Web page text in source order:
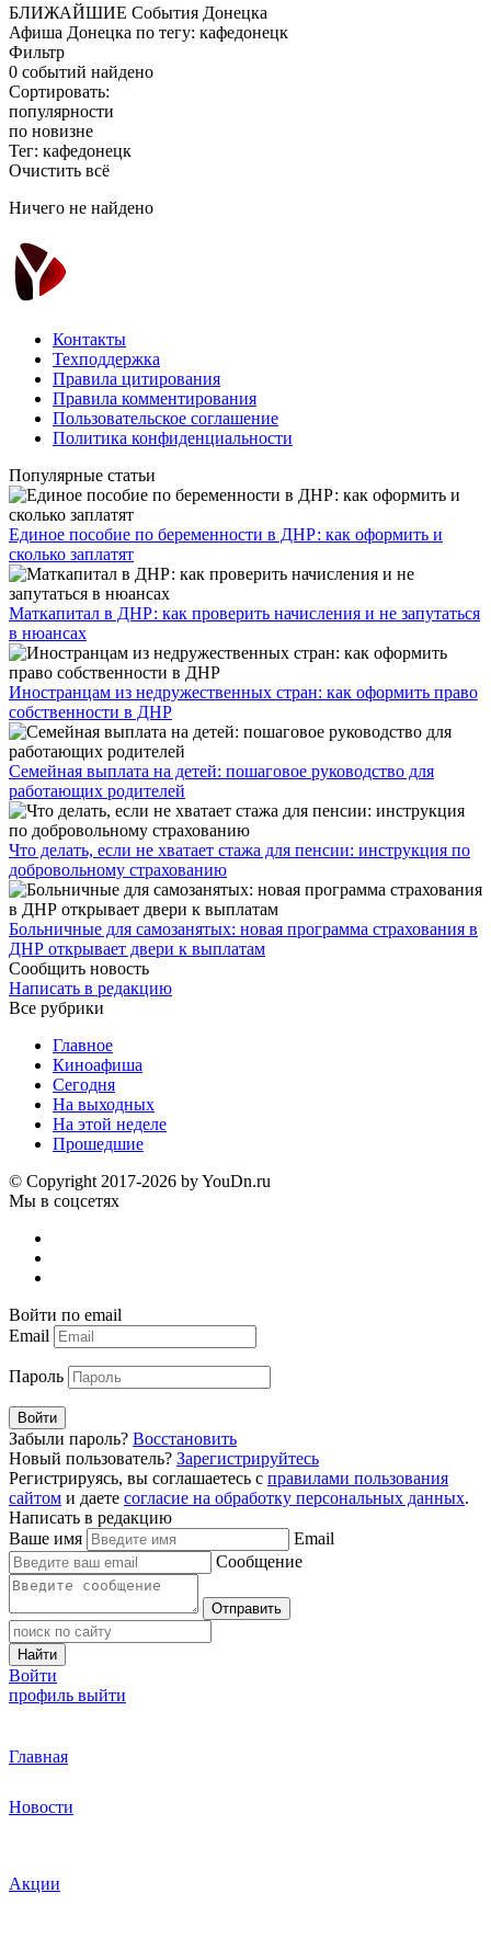
БЛИЖАЙШИЕ События Донецка
Афиша Донецка по тегу: кафедонецк
Фильтр
0 событий найдено
Сортировать:
популярности
по новизне
Тег: кафедонецк
Очистить всё
Ничего не найдено
Контакты
Техподдержка
Правила цитирования
Правила комментирования
Пользовательское соглашение
Политика конфиденциальности
Популярные статьи
Единое пособие по беременности в ДНР: как оформить и
сколько заплатят
​Маткапитал в ДНР: как проверить начисления и не запутаться
в нюансах
Иностранцам из недружественных стран: как оформить право
собственности в ДНР
Семейная выплата на детей: пошаговое руководство для
работающих родителей
Что делать, если не хватает стажа для пенсии: инструкция по
добровольному страхованию
Больничные для самозанятых: новая программа страхования в
ДНР открывает двери к выплатам
Сообщить новость
Написать в редакцию
Все рубрики
Главное
Киноафиша
Сегодня
На выходных
На этой неделе
Прошедшие
© Copyright 2017-2026 by YouDn.ru
Мы в соцсетях
Войти по email
Email
Пароль
Войти
Забыли пароль? Восстановить
Новый пользователь? Зарегистрируйтесь
Регистрируясь, вы соглашаетесь с правилами пользования
сайтом и даете согласие на обработку персональных данных.
Написать в редакцию
Ваше имя
Email
Сообщение
Отправить
Найти
Войти
профиль выйти
Главная
Новости
Акции